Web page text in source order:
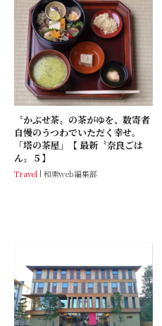
〝かぶせ茶〟の茶がゆを、数寄者
自慢のうつわでいただく幸せ。
「塔の茶屋」【 最新〝奈良ごは
ん〟５】
Travel 和樂web編集部